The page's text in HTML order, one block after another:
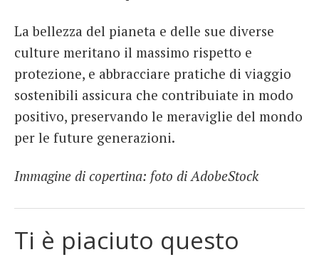
La bellezza del pianeta e delle sue diverse
culture meritano il massimo rispetto e
protezione, e abbracciare pratiche di viaggio
sostenibili assicura che contribuiate in modo
positivo, preservando le meraviglie del mondo
per le future generazioni.
Immagine di copertina: foto di AdobeStock
Ti è piaciuto questo